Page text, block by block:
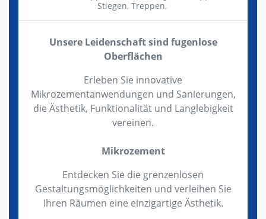
Stiegen, Treppen,
Unsere Leidenschaft sind fugenlose
Oberflächen
Erleben Sie innovative
Mikrozementanwendungen und Sanierungen,
die Ästhetik, Funktionalität und Langlebigkeit
vereinen.
Mikrozement
Entdecken Sie die grenzenlosen
Gestaltungsmöglichkeiten und verleihen Sie
Ihren Räumen eine einzigartige Ästhetik.